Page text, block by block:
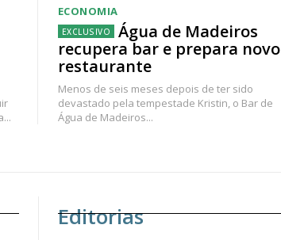
ECONOMIA
Água de Madeiros
recupera bar e prepara novo
restaurante
Menos de seis meses depois de ter sido
devastado pela tempestade Kristin, o Bar de
Água de Madeiros...
Editorias